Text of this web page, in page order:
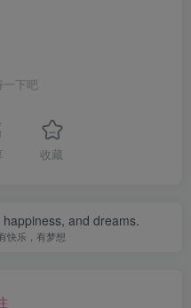
一下吧
收藏
and dreams.
快乐，有梦想